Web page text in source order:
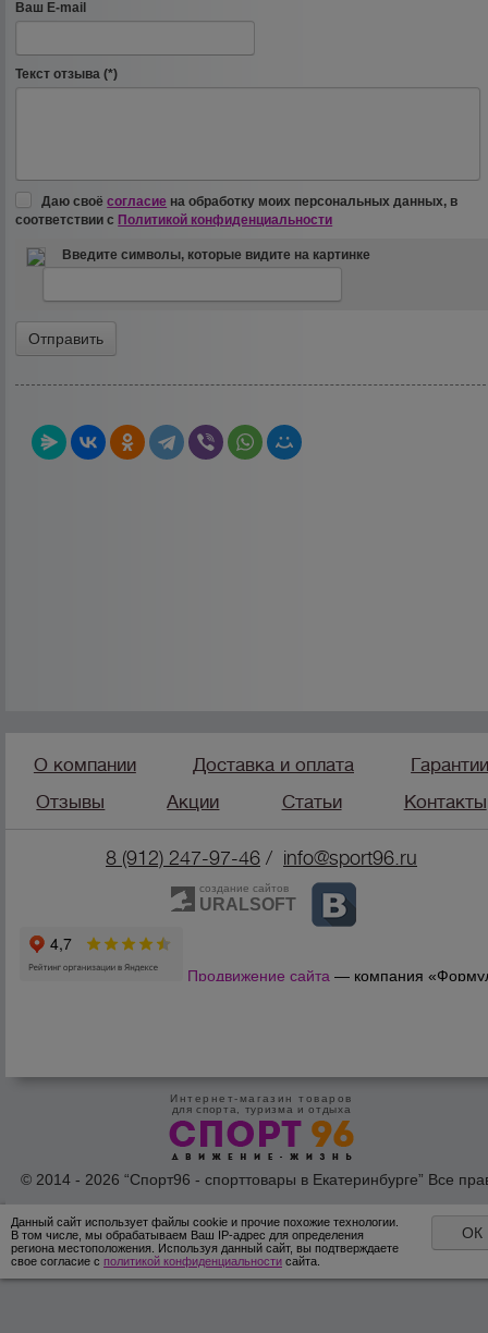
Ваш E-mail
Текст отзыва (*)
Даю своёсогласие на обработку моих персональных данных, в
соответствии с Политикой конфиденциальности
Введите символы, которые видите на картинке
О компании Доставка и оплата
Отзывы
Акции Статьи Контакты
8 (912) 247-97-46 / info@sport96.ru
создание сайтов
URALSOFT
Продвижение сайта — компания
Интернет-магазин товаров
для спорта, туризма и отдыха
© 2014 - 2026 “Спорт96 - спорттовары в Екатеринбурге” Все
Данный сайт использует файлы cookie и прочие похожие технологии.
В том числе, мы обрабатываем Ваш IP-адрес для определения
региона местоположения. Используя данный сайт, вы подтверждаете
свое согласие с политикой конфиденциальности сайта.
ОК